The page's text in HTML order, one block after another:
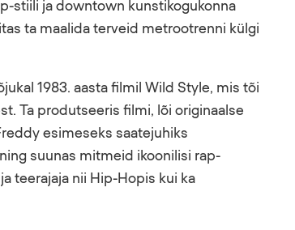
stiili ja downtown kunstikogukonna
ta maalida terveid metrootrenni külgi
1983. aasta filmil Wild Style, mis tõi
Ta produtseeris filmi, lõi originaalse
esimeseks saatejuhiks
suunas mitmeid ikoonilisi rap-
teerajaja nii Hip-Hopis kui ka